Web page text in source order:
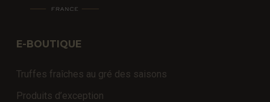
E-BOUTIQUE
Truffes fraîches au gré des saisons
Produits d’exception